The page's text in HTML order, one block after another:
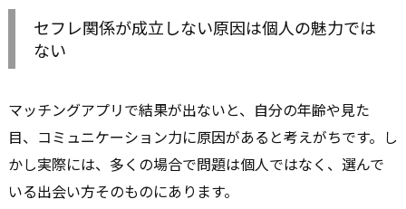
セフレ関係が成立しない原因は個人の魅力では
ない
マッチングアプリで結果が出ないと、自分の年齢や見た
目、コミュニケーション力に原因があると考えがちです。し
かし実際には、多くの場合で問題は個人ではなく、選んで
いる出会い方そのものにあります。